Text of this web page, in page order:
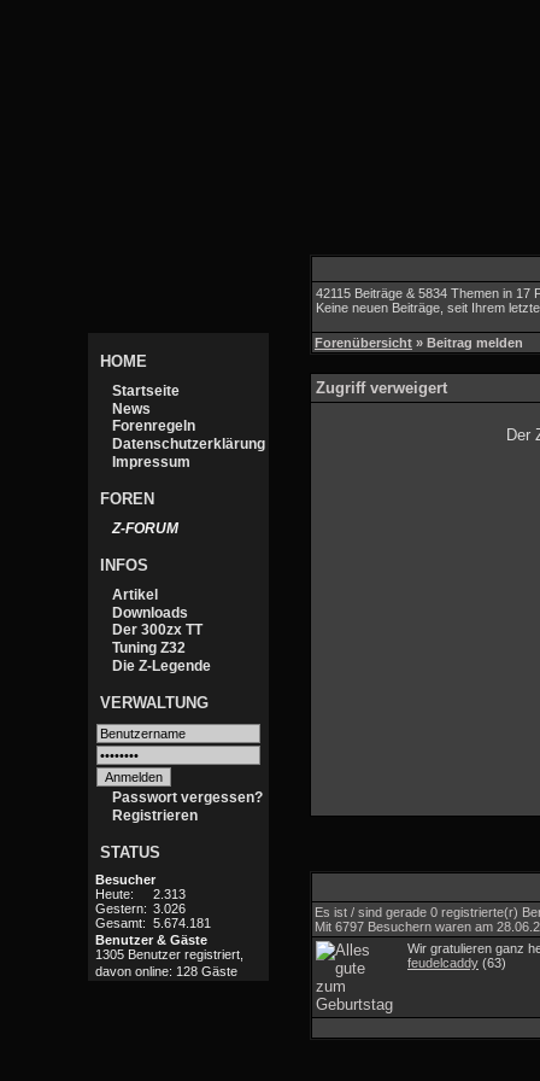
HOME
Startseite
News
Forenregeln
Datenschutzerklärung
Impressum
FOREN
Z-FORUM
INFOS
Artikel
Downloads
Der 300zx TT
Tuning Z32
Die Z-Legende
VERWALTUNG
Passwort vergessen?
Registrieren
STATUS
Besucher
Heute:
2.313
Gestern: 3.026
Gesamt: 5.674.181
Benutzer & Gäste
1305 Benutzer registriert,
davon online: 128 Gäste
42115 Beiträge & 5834 Themen in 17
Keine neuen Beiträge, seit Ihrem
Forenübersicht » Beitrag melden
Zugriff verweigert
Der
Es ist / sind gerade 0 registrierte(r)
Mit 6797 Besuchern waren am
Wir gratulieren ganz
feudelcaddy (63)